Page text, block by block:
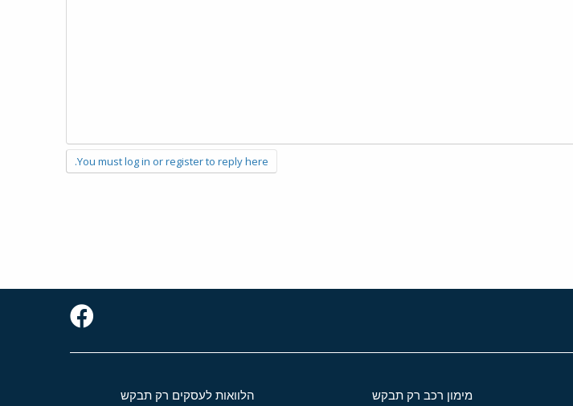
You must log in or register to reply here.
מימון רכב רק תבקש הלוואות לעסקים רק תבקש